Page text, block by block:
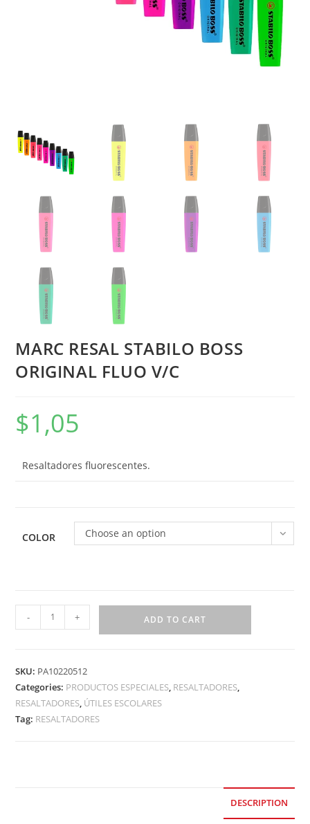
MARC RESAL STABILO BOSS
ORIGINAL FLUO V/C
$1,05
Resaltadores fluorescentes.
COLOR Choose an option
- + ADD TO CART
SKU: PA10220512
Categories: PRODUCTOS ESPECIALES, RESALTADORES,
RESALTADORES, ÚTILES ESCOLARES
Tag: RESALTADORES
DESCRIPTION